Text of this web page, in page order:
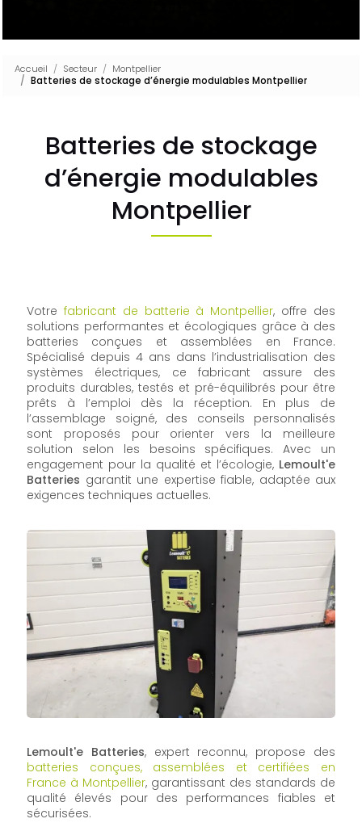
Accueil Secteur
Montpellier
Batteries de stockage d’énergie modulables Montpellier
Batteries de stockage
d’énergie modulables
Montpellier
Votre fabricant de batterie à Montpellier, offre des
solutions performantes et écologiques grâce à des
batteries conçues et assemblées en France.
Spécialisé depuis 4 ans dans l’industrialisation des
systèmes électriques, ce fabricant assure des
produits durables, testés et pré-équilibrés pour être
prêts à l’emploi dès la réception. En plus de
l’assemblage soigné, des conseils personnalisés
sont proposés pour orienter vers la meilleure
solution selon les besoins spécifiques. Avec un
engagement pour la qualité et l’écologie, Lemoult'e
Batteries garantit une expertise fiable, adaptée aux
exigences techniques actuelles.
Lemoult'e Batteries, expert reconnu, propose des
batteries conçues, assemblées et certifiées en
France à Montpellier, garantissant des standards de
qualité élevés pour des performances fiables et
sécurisées.